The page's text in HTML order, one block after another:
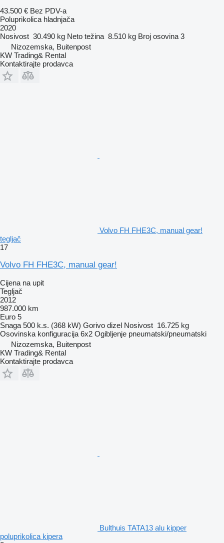
43.500 € Bez PDV-a
Poluprikolica hladnjača
2020
Nosivost 30.490 kg Neto težina 8.510 kg Broj osovina 3
Nizozemska, Buitenpost
KW Trading& Rental
Kontaktirajte prodavca
Volvo FH FHE3C, manual gear!
tegljač
17
Volvo FH FHE3C, manual gear!
Cijena na upit
Tegljač
2012
987.000 km
Euro 5
Snaga 500 k.s. (368 kW) Gorivo dizel Nosivost 16.725 kg
Osovinska konfiguracija 6x2 Ogibljenje pneumatski/pneumatski
Nizozemska, Buitenpost
KW Trading& Rental
Kontaktirajte prodavca
Bulthuis TATA13 alu kipper
poluprikolica kipera